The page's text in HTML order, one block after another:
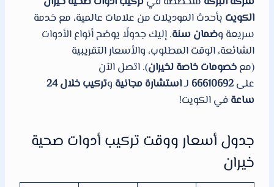
الكويت بأحدث الموديلات من علامات عالمية، مع خدمة
سريعة وضمان سنة. إليك جدولًا يوضح أنواع الأدوات
الشائعة، الوقت المطلوب، والأسعار التقريبية
(معخصومات خاصة لخيران). اتصل الآن
على66610692 لـاستشارة مجانية و
تركيب خلال 24
ساعة في الكويت!
جدول أسعار ووقت تركيب أدوات صحية
خيران